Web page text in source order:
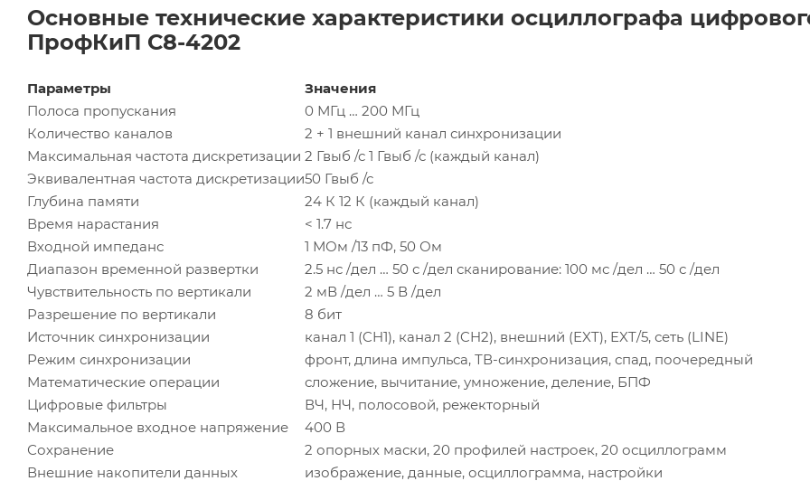
Основные технические характеристики осциллографа
ПрофКиП С8-4202
Параметры
Значения
Полоса пропускания
0 МГц … 200 МГц
Количество каналов
2 + 1 внешний канал синхронизации
Максимальная частота дискретизации 2 Гвыб /с 1 Гвыб /с (каждый канал)
Эквивалентная частота дискретизации50 Гвыб /с
Глубина памяти
24 К 12 К (каждый канал)
Время нарастания
< 1.7 нс
Входной импеданс
1 МОм /13 пФ, 50 Ом
Диапазон временной развертки
2.5 нс /дел … 50 с /дел сканирование: 100 мс /дел … 50 с /дел
Чувствительность по вертикали
2 мВ /дел … 5 В /дел
Разрешение по вертикали
8 бит
Источник синхронизации
канал 1 (CH1), канал 2 (CH2), внешний (EXT), EXT/5, сеть (LINE)
Режим синхронизации
фронт, длина импульса, ТВ-синхронизация, спад, поочередный
Математические операции
сложение, вычитание, умножение, деление, БПФ
Цифровые фильтры
ВЧ, НЧ, полосовой, режекторный
Максимальное входное напряжение
400 В
Сохранение
2 опорных маски, 20 профилей настроек, 20 осциллограмм
Внешние накопители данных
изображение, данные, осциллограмма, настройки